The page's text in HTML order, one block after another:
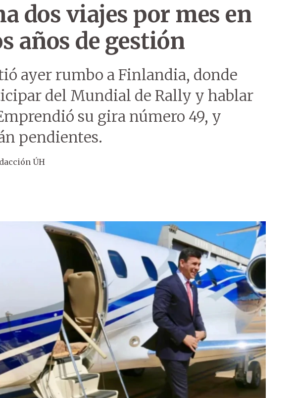
dos viajes por mes en
años de gestión
ayer rumbo a Finlandia, donde
del Mundial de Rally y hablar
su gira número 49, y
pendientes.
ÚH